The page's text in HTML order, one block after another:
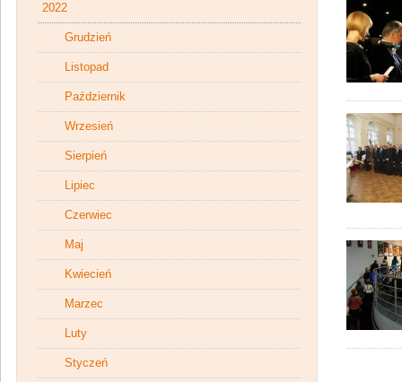
2022
Grudzień
Listopad
Październik
Wrzesień
Sierpień
Lipiec
Czerwiec
Maj
Kwiecień
Marzec
Luty
Styczeń